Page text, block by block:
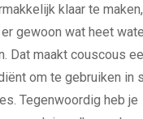
klaar te
gewoon wat heet
Dat maakt couscous
om te gebruiken in
Tegenwoordig heb je